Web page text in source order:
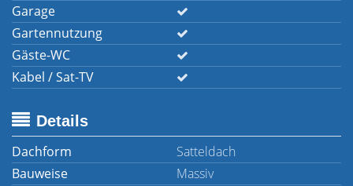
Garage
Gartennutzung
Gäste-WC
Kabel / Sat-TV
Details
Dachform
Satteldach
Bauweise
Massiv